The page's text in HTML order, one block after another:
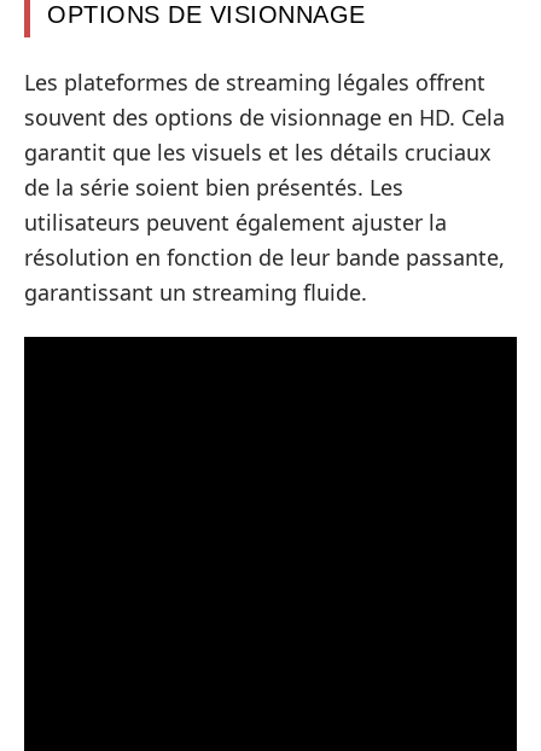
OPTIONS DE VISIONNAGE
Les plateformes de streaming légales offrent
souvent des options de visionnage en HD. Cela
garantit que les visuels et les détails cruciaux
de la série soient bien présentés. Les
utilisateurs peuvent également ajuster la
résolution en fonction de leur bande passante,
garantissant un streaming fluide.